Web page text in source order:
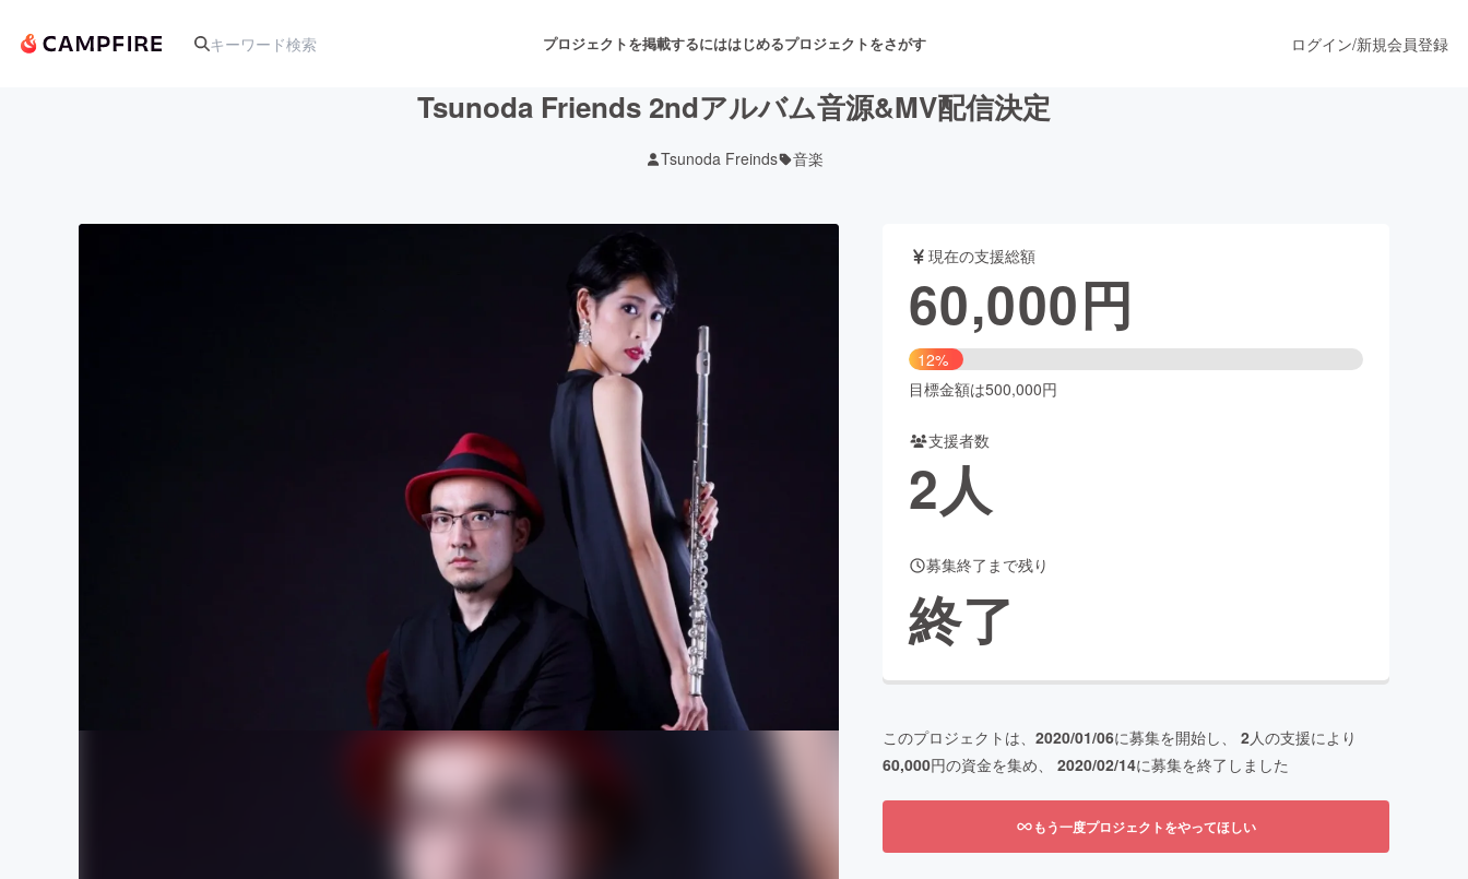
プロジェクトを掲載するにははじめるプロジェクトをさがす
舞台・パフォーマンス
ゲーム・サービス開発 ファッション
書籍・雑誌出版
チャレンジ ビューティー・ヘルスケア
CAMPFIRE for Social Good
CAMPFIREふるさと納税
ログイン/新規会員登録
Tsunoda Friends 2ndアルバム音源&MV配信決定
Tsunoda Freinds 音楽
現在の支援総額
60,000円
12%
目標金額は500,000円
支援者数
2人
募集終了まで残り
終了
このプロジェクトは、 2020/01/06に募集を開始し、 2人の支援により
60,000円の資金を集め、 2020/02/14に募集を終了しました
もう一度プロジェクトをやってほしい